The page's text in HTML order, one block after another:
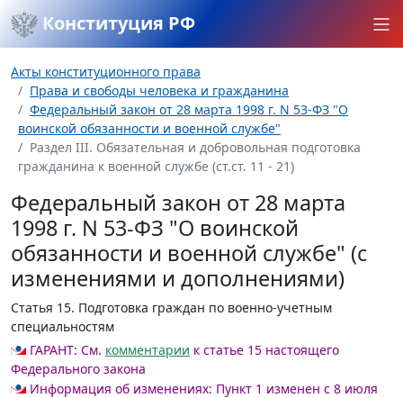
Конституция РФ
Акты конституционного права
Права и свободы человека и гражданина
Федеральный закон от 28 марта 1998 г. N 53-ФЗ "О
воинской обязанности и военной службе"
Раздел III. Обязательная и добровольная подготовка
гражданина к военной службе (ст.ст. 11 - 21)
Федеральный закон от 28 марта
1998 г. N 53-ФЗ "О воинской
обязанности и военной службе" (с
изменениями и дополнениями)
Статья 15. Подготовка граждан по военно-учетным
специальностям
ГАРАНТ: См. комментарии к статье 15 настоящего
Федерального закона
Информация об изменениях: Пункт 1 изменен с 8 июля